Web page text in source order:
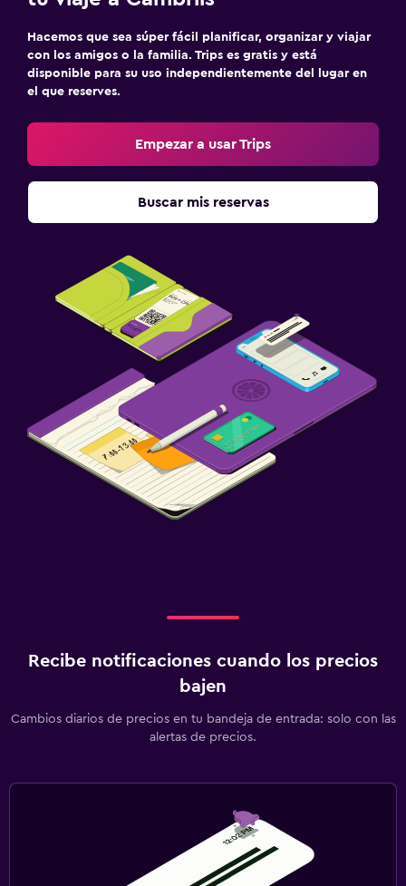
Hacemos que sea súper fácil planificar, organizar y viajar
con los amigos o la familia. Trips es gratis y está
disponible para su uso independientemente del lugar en
el que reserves.
Empezar a usar Trips
Buscar mis reservas
Recibe notificaciones cuando los precios
bajen
Cambios diarios de precios en tu bandeja de entrada: solo con las
alertas de precios.